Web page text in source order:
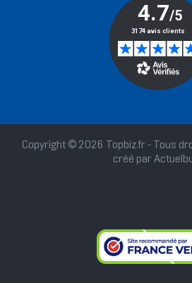
Copyright © 2026 Topbiz.fr - Tous
créé par